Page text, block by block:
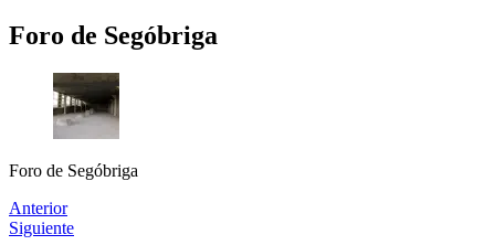
Foro de Segóbriga
Foro de Segóbriga
Anterior
Siguiente